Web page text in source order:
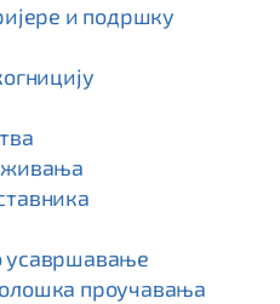
и подршку
усавршавање
проучавања